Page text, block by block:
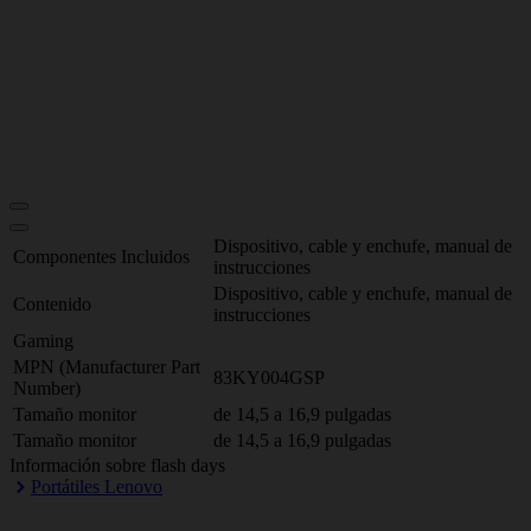
Componentes Incluidos
Dispositivo, cable y enchufe, manual de
instrucciones
Contenido
Dispositivo, cable y enchufe, manual de
instrucciones
Gaming
MPN (Manufacturer Part
Number)
83KY004GSP
Tamaño monitor
de 14,5 a 16,9 pulgadas
Tamaño monitor
de 14,5 a 16,9 pulgadas
Información sobre flash days
Portátiles Lenovo